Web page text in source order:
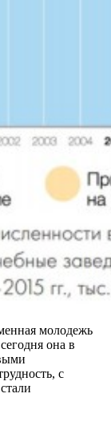
молодежь
она в
с